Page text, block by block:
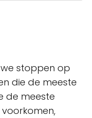
stoppen op
die de meeste
de meeste